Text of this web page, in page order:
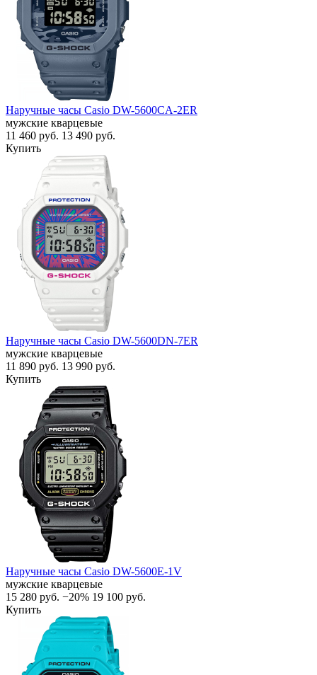
Наручные часы Casio DW-5600CA-2ER
мужские кварцевые
11 460 руб. 13 490 руб.
Купить
Наручные часы Casio DW-5600DN-7ER
мужские кварцевые
11 890 руб. 13 990 руб.
Купить
Наручные часы Casio DW-5600E-1V
мужские кварцевые
15 280 руб. −20% 19 100 руб.
Купить